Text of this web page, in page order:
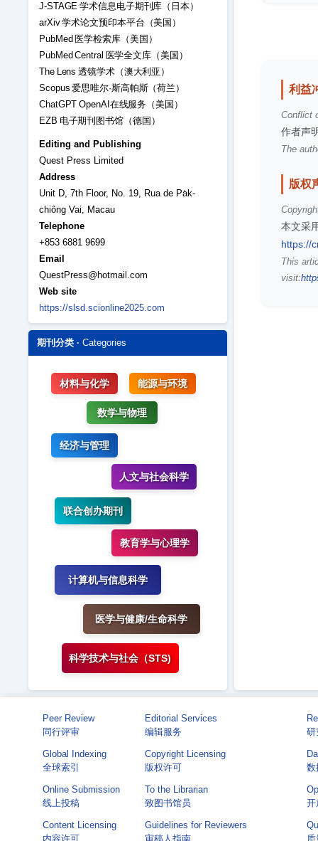
J-STAGE 学术信息电子期刊库（日本）
arXiv 学术论文预印本平台（美国）
PubMed 医学检索库（美国）
PubMed Central 医学全文库（美国）
The Lens 透镜学术（澳大利亚）
Scopus 爱思唯尔·斯高帕斯（荷兰）
ChatGPT OpenAI在线服务（美国）
EZB 电子期刊图书馆（德国）
Editing and Publishing
Quest Press Limited
Address
Unit D, 7th Floor, No. 19, Rua de Pa̍k-
chiông Vai, Macau
Telephone
+853 6881 9699
Email
QuestPress@hotmail.com
Web site
https://slsd.scionline2025.com
期刊分类 · Categories
材料与化学 能源与环境
数学与物理
经济与管理
人文与社会科学
联合创办期刊
教育学与心理学
计算机与信息科学
医学与健康/生命科学
科学技术与社会（STS)
利益
Conflict
作者声
The
版权
本文采
https://
This
visit:
Peer Review
同行评审
Editorial Services
编辑服务
研
Global Indexing
全球索引
Copyright Licensing
版权许可
数
Online Submission
线上投稿
To the Librarian
致图书馆员
开
Content Licensing
内容许可
Guidelines for Reviewers
审稿人指南